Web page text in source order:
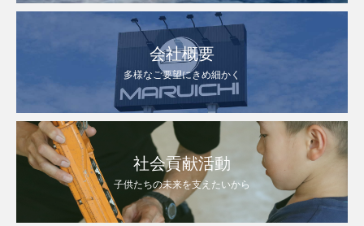
会社概要
多様なご要望にきめ細かく
社会貢献活動
子供たちの未来を支えたいから